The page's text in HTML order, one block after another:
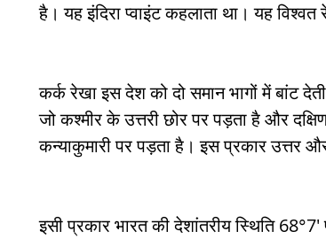
विश्व की झीलें, World's Lakes
है। यह इंदिरा प्वाइंट कहलाता था। यह
कर्क रेखा इस देश को दो समान भागों में बांट
जो कश्मीर के उत्तरी छोर पर पड़ता है और
कन्याकुमारी पर पड़ता है। इस प्रकार उत्तर
इसी प्रकार भारत की देशांतरीय स्थिति